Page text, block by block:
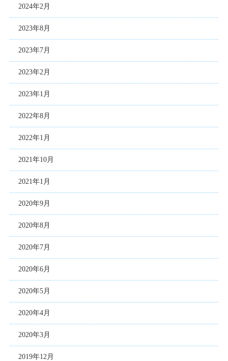
2024年2月
2023年8月
2023年7月
2023年2月
2023年1月
2022年8月
2022年1月
2021年10月
2021年1月
2020年9月
2020年8月
2020年7月
2020年6月
2020年5月
2020年4月
2020年3月
2019年12月